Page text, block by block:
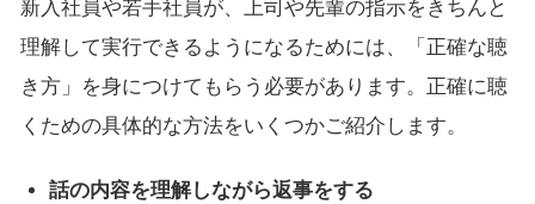
新入社員や若手社員が、上司や先輩の指示をきちんと
理解して実行できるようになるためには、「正確な聴
き方」を身につけてもらう必要があります。正確に聴
くための具体的な方法をいくつかご紹介します。
話の内容を理解しながら返事をする